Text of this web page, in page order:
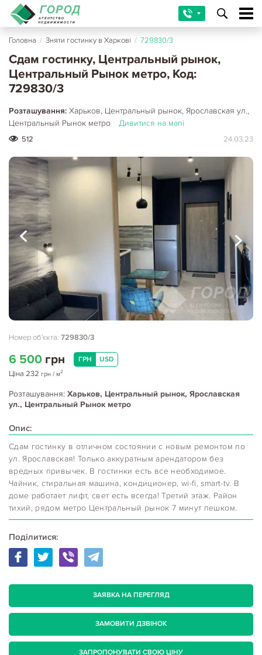
Головна / Зняти гостинку в Харкові / 729830/3
Сдам гостинку, Центральный рынок,
Центральный Рынок метро, Код:
729830/3
Розташування: Харьков, Центральный рынок, Ярославская ул.,
Центральный Рынок метро
Дивитися на мапі
512 24.03.23
Номер об'єкта: 729830/3
6 500 грн ГРН USD
Ціна 232 грн / м2
Розташування: Харьков, Центральный рынок, Ярославская
ул., Центральный Рынок метро
Опис:
Сдам гостинку в отличном состоянии с новым ремонтом по
ул. Ярославская! Только аккуратным арендатором без
вредных привычек. В гостинки есть все необходимое.
Чайник, стиральная машина, кондиционер, wi-fi, smart-tv. В
доме работает лифт, свет есть всегда! Третий этаж. Район
тихий, рядом метро Центральный рынок 7 минут пешком.
Поділитися:
ЗАЯВКА НА ПЕРЕГЛЯД
ЗАМОВИТИ ДЗВІНОК
ЗАПРОПОНУВАТИ СВОЮ ЦІНУ